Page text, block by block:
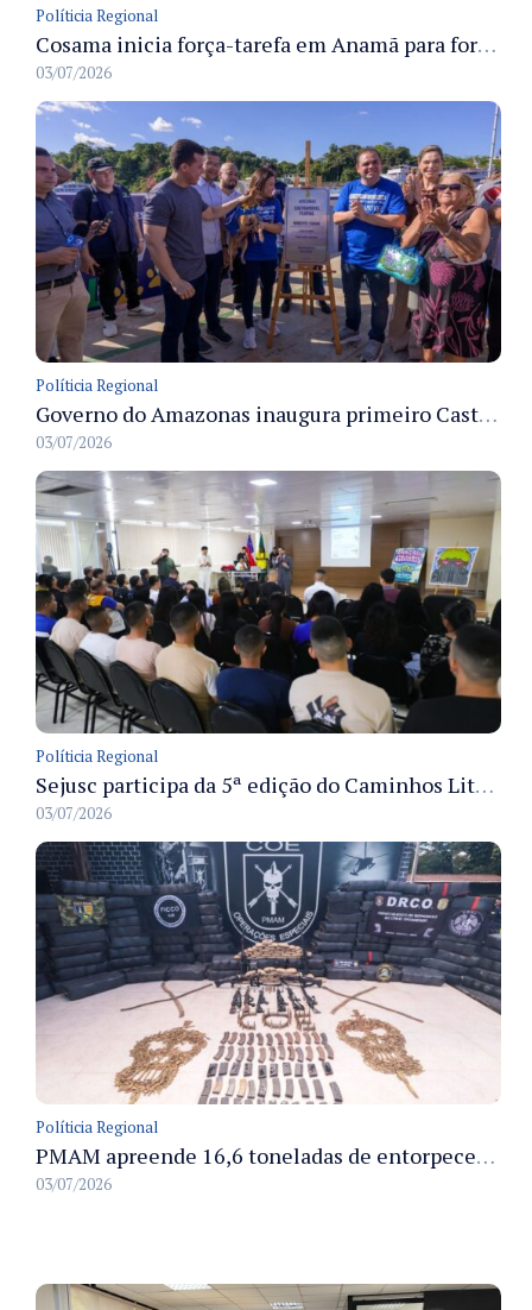
Políticia Regional
Cosama inicia força-tarefa em Anamã para fortalecer abastecimento de água e segurança hídrica da população
03/07/2026
Políticia Regional
Governo do Amazonas inaugura primeiro Castramóvel Fluvial para atendimento veterinário às comunidades ribeirinhas e castração gratuita
03/07/2026
Políticia Regional
Sejusc participa da 5ª edição do Caminhos Literários com foco na cultura hip-hop nas unidades socioeducativas
03/07/2026
Políticia Regional
PMAM apreende 16,6 toneladas de entorpecentes e registra aumento nas prisões em flagrante e nas capturas de foragidos no primeiro semestre de 2026
03/07/2026